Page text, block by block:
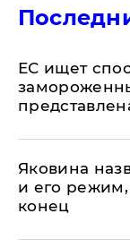
ЕС ищет
Яковина
и его
конец